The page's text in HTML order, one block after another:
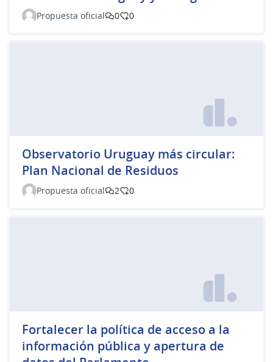
Propuesta oficial 0 0
Observatorio Uruguay más circular:
Plan Nacional de Residuos
Propuesta oficial 2 0
Fortalecer la política de acceso a la
información pública y apertura de